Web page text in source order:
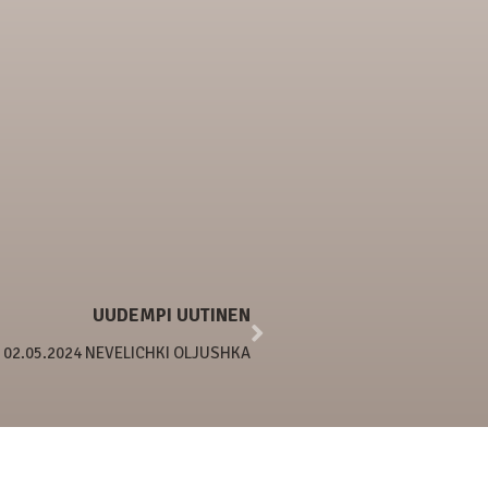
UUDEMPI UUTINEN
02.05.2024 NEVELICHKI OLJUSHKA